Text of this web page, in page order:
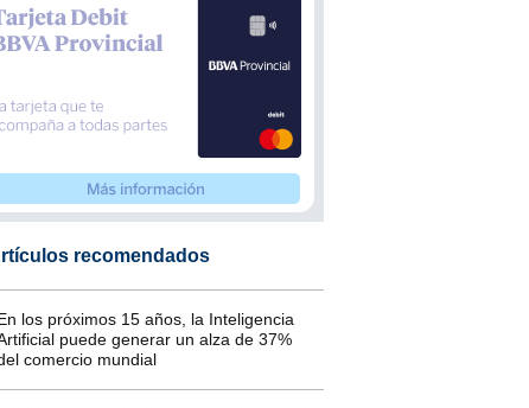
recomendados
los próximos 15 años, la Inteligencia
puede generar un alza de 37%
comercio mundial